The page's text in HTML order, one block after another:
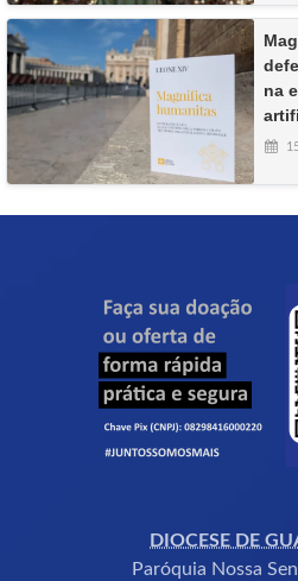
na
DIOCESE DE
Paróquia Nossa